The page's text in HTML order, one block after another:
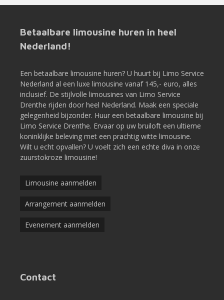
Betaalbare limousine huren in heel
Nederland!
Een betaalbare limousine huren? U huurt bij Limo Service
Nederland al een luxe limousine vanaf 145,- euro, alles
inclusief. De stijlvolle limousines van Limo Service
Drenthe rijden door heel Nederland. Maak een speciale
gelegenheid bijzonder. Huur een betaalbare limousine bij
Limo Service Drenthe. Ervaar op uw bruiloft een ultieme
koninklijke beleving met een prachtig witte limousine.
Wilt u echt opvallen? U voelt zich een echte diva in onze
zuurstokroze limousine!
Limousine aanmelden
Arrangement aanmelden
Evenement aanmelden
Contact